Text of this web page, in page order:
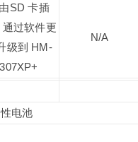
SD 卡插
通过软件更
级到 HM-
307XP+
N/A
电池